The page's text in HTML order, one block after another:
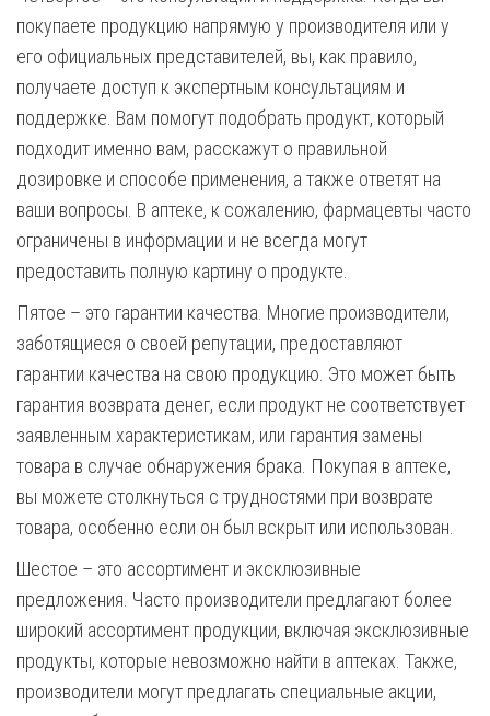
покупаете продукцию напрямую у производителя или у
его официальных представителей, вы, как правило,
получаете доступ к экспертным консультациям и
поддержке. Вам помогут подобрать продукт, который
подходит именно вам, расскажут о правильной
дозировке и способе применения, а также ответят на
ваши вопросы. В аптеке, к сожалению, фармацевты часто
ограничены в информации и не всегда могут
предоставить полную картину о продукте.
Пятое – это гарантии качества. Многие производители,
заботящиеся о своей репутации, предоставляют
гарантии качества на свою продукцию. Это может быть
гарантия возврата денег, если продукт не соответствует
заявленным характеристикам, или гарантия замены
товара в случае обнаружения брака. Покупая в аптеке,
вы можете столкнуться с трудностями при возврате
товара, особенно если он был вскрыт или использован.
Шестое – это ассортимент и эксклюзивные
предложения. Часто производители предлагают более
широкий ассортимент продукции, включая эксклюзивные
продукты, которые невозможно найти в аптеках. Также,
производители могут предлагать специальные акции,